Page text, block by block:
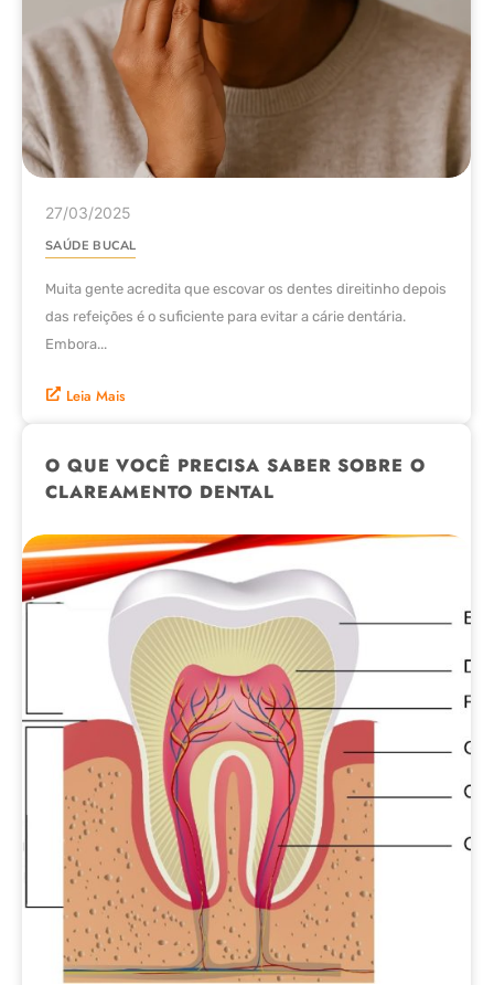
27/03/2025
SAÚDE BUCAL
Muita gente acredita que escovar os dentes direitinho depois
das refeições é o suficiente para evitar a cárie dentária.
Embora...
Leia Mais
O QUE VOCÊ PRECISA SABER SOBRE O
CLAREAMENTO DENTAL